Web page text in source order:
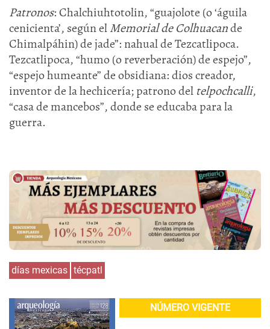
Patronos: Chalchiuhtotolin, “guajolote (o ‘águila
cenicienta’, según elMemorial de Colhuacande
Chimalpáhin) de jade”: nahual de Tezcatlipoca.
Tezcatlipoca, “humo (o reverberación) de espejo”,
“espejo humeante” de obsidiana: dios creador,
inventor de la hechicería; patrono del telpochcalli,
“casa de mancebos”, donde se educaba para la
guerra.
días mexicas técpatl
NÚMERO VIGENTE